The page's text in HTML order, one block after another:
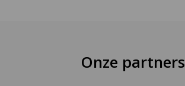
Onze partners